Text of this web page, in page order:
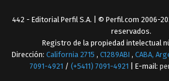
442 - Editorial Perfil S.A. | © Perfil.com 2006-
reservados.
Registro de la propiedad intelectual
Dirección: California 2715 , C1289ABI , CABA,
7091-4921 / (+5411) 7091-4921 | E-mail: